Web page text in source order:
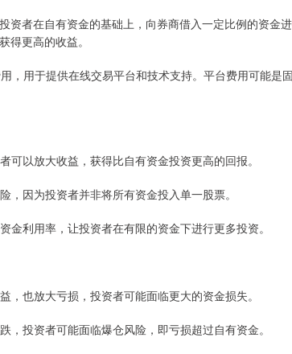
资者在自有资金的基础上，向券商借入一定比例的资金
得更高的收益。
，用于提供在线交易平台和技术支持。平台费用可能是
可以放大收益，获得比自有资金投资更高的回报。
，因为投资者并非将所有资金投入单一股票。
金利用率，让投资者在有限的资金下进行更多投资。
，也放大亏损，投资者可能面临更大的资金损失。
，投资者可能面临爆仓风险，即亏损超过自有资金。